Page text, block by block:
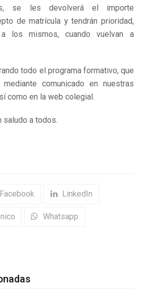
se les devolverá el importe
de matrícula y tendrán prioridad,
los mismos, cuando vuelvan a
todo el programa formativo, que
mediante comunicado en nuestras
como en la web colegial.
saludo a todos.
Facebook LinkedIn
Whatsapp